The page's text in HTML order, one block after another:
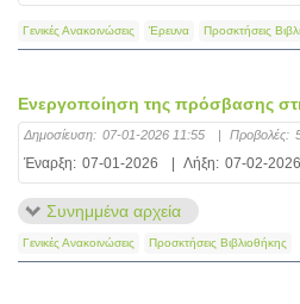
Γενικές Ανακοινώσεις Έρευνα Προσκτήσεις
Ενεργοποίηση της πρόσβασης
Δημοσίευση: 07-01-2026 11:55 | Προβολές:
Έναρξη: 07-01-2026 | Λήξη: 07-02-2026
Συνημμένα αρχεία
Γενικές Ανακοινώσεις Προσκτήσεις Βιβλιοθήκης